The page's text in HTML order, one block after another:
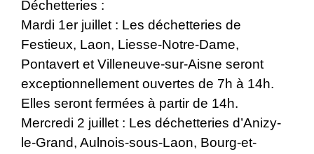
Déchetteries :
Mardi 1er juillet : Les déchetteries de
Festieux, Laon, Liesse-Notre-Dame,
Pontavert et Villeneuve-sur-Aisne seront
exceptionnellement ouvertes de 7h à 14h.
Elles seront fermées à partir de 14h.
Mercredi 2 juillet : Les déchetteries d’Anizy-
le-Grand, Aulnois-sous-Laon, Bourg-et-